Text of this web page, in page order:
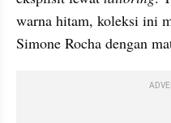
warna hitam, koleksi ini
Simone Rocha dengan